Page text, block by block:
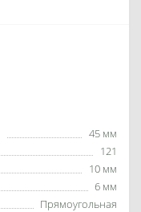
45 мм
121
10 мм
6 мм
Прямоугольная